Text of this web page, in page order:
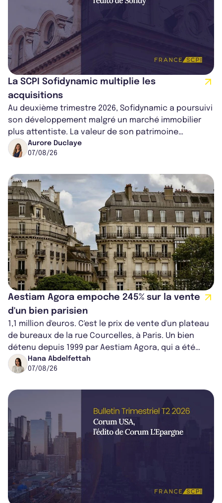
La SCPI Sofidynamic multiplie les
acquisitions
Au deuxième trimestre 2026, Sofidynamic a poursuivi
son développement malgré un marché immobilier
plus attentiste. La valeur de son patrimoine
progresse de 3,8% à périmètre constan...
Aurore Duclaye
07/08/26
Aestiam Agora empoche 245% sur la vente
d'un bien parisien
1,1 million d'euros. C'est le prix de vente d'un plateau
de bureaux de la rue Courcelles, à Paris. Un bien
détenu depuis 1999 par Aestiam Agora, qui a été
cédé avec une plus-value...
Hana Abdelfettah
07/08/26